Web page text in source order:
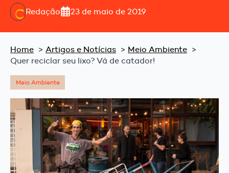
Redação 23 de maio de 2019
Home Artigos e Notícias
Meio Ambiente
Quer reciclar seu lixo? Vá de catador!
Meio Ambiente